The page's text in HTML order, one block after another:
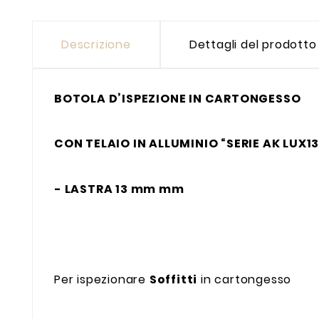
Descrizione Dettagli del prodotto
BOTOLA D’ISPEZIONE IN CARTONGESSO
CON TELAIO IN ALLUMINIO “SERIE AK
- LASTRA 13 mm mm
Per ispezionare Soffitti in cartongesso